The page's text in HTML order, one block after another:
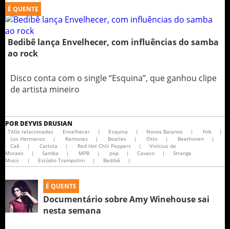
É QUENTE
Bedibê lança Envelhecer, com influências do samba
ao rock
Disco conta com o single “Esquina”, que ganhou clipe
de artista mineiro
POR DEYVIS DRUSIAN
TAGs relacionadas Envelhecer | Esquina | Novos Baianos | folk
|
Los Hermanos
| Ramones | Beatles | Otto | Beethoven
|
Caê
| Cartola | Red Hot Chili Peppers |
Vinícius de
Moraes
| Samba | MPB | pop | Cavaco |
Strange
Music
| Estúdio Trampolim | Bedibê |
É QUENTE
Documentário sobre Amy Winehouse sai
nesta semana